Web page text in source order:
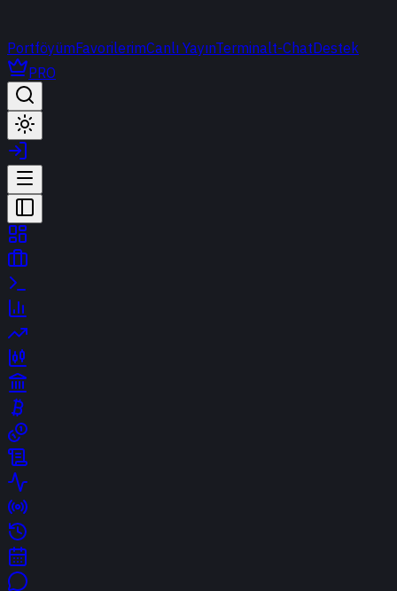
PortföyümFavorilerimCanlı YayınTerminalt-ChatDestek
PRO